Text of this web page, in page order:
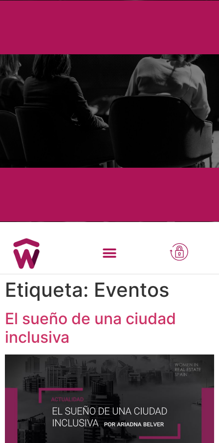
Etiqueta: Eventos
El sueño de una ciudad
inclusiva